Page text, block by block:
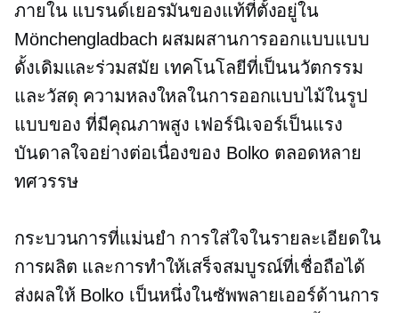
ภายใน แบรนด์เยอรมันของแท้ที่ตั้งอยู่ใน
Mönchengladbach ผสมผสานการออกแบบแบบ
ดั้งเดิมและร่วมสมัย เทคโนโลยีที่เป็นนวัตกรรม
และวัสดุ ความหลงใหลในการออกแบบไม้ในรูป
แบบของที่มีคุณภาพสูง เฟอร์นิเจอร์เป็นแรง
บันดาลใจอย่างต่อเนื่องของ Bolko ตลอดหลาย
ทศวรรษ
กระบวนการที่แม่นยำ การใส่ใจในรายละเอียดใน
การผลิต และการทำให้เสร็จสมบูรณ์ที่เชื่อถือได้
ส่งผลให้ Bolko เป็นหนึ่งในซัพพลายเออร์ด้านการ